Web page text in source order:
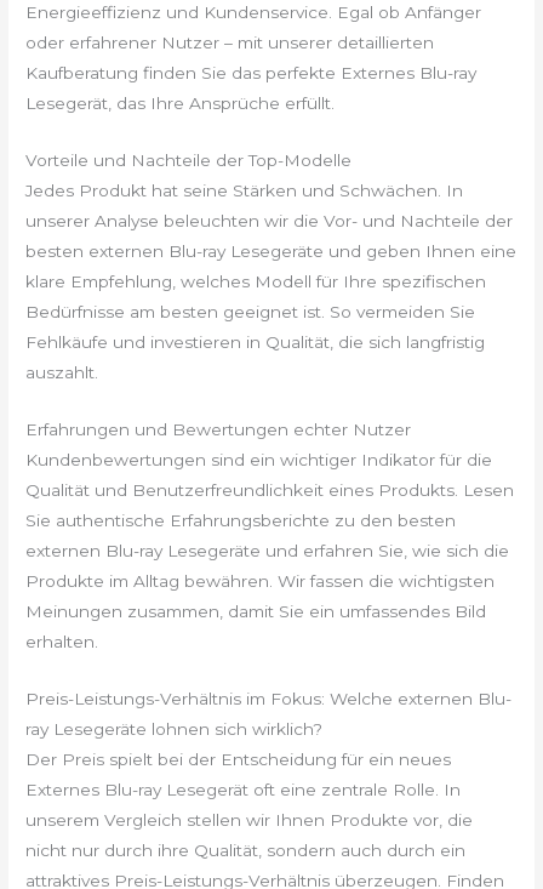
Energieeffizienz und Kundenservice. Egal ob Anfänger
oder erfahrener Nutzer – mit unserer detaillierten
Kaufberatung finden Sie das perfekte Externes Blu-ray
Lesegerät, das Ihre Ansprüche erfüllt.
Vorteile und Nachteile der Top-Modelle
Jedes Produkt hat seine Stärken und Schwächen. In
unserer Analyse beleuchten wir die Vor- und Nachteile der
besten externen Blu-ray Lesegeräte und geben Ihnen eine
klare Empfehlung, welches Modell für Ihre spezifischen
Bedürfnisse am besten geeignet ist. So vermeiden Sie
Fehlkäufe und investieren in Qualität, die sich langfristig
auszahlt.
Erfahrungen und Bewertungen echter Nutzer
Kundenbewertungen sind ein wichtiger Indikator für die
Qualität und Benutzerfreundlichkeit eines Produkts. Lesen
Sie authentische Erfahrungsberichte zu den besten
externen Blu-ray Lesegeräte und erfahren Sie, wie sich die
Produkte im Alltag bewähren. Wir fassen die wichtigsten
Meinungen zusammen, damit Sie ein umfassendes Bild
erhalten.
Preis-Leistungs-Verhältnis im Fokus: Welche externen Blu-
ray Lesegeräte lohnen sich wirklich?
Der Preis spielt bei der Entscheidung für ein neues
Externes Blu-ray Lesegerät oft eine zentrale Rolle. In
unserem Vergleich stellen wir Ihnen Produkte vor, die
nicht nur durch ihre Qualität, sondern auch durch ein
attraktives Preis-Leistungs-Verhältnis überzeugen. Finden